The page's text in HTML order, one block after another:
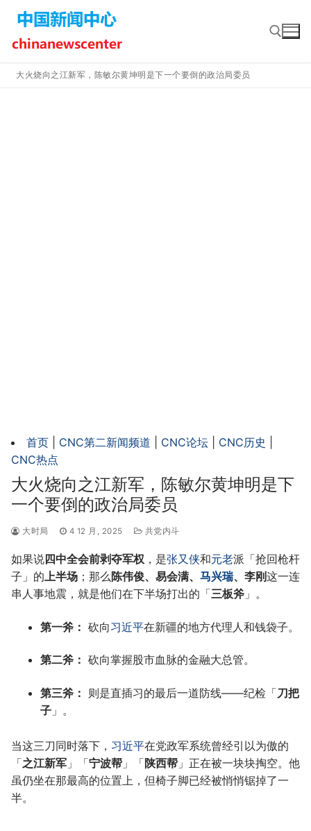
content
大火烧向之江新军，陈敏尔黄坤明是下一个要倒的政治局委员
首页 CNC第二新闻频道 CNC论坛 CNC历史
CNC热点
大火烧向之江新军，陈敏尔黄坤明是下
一个要倒的政治局委员
大时局 4 12 月, 2025 共党内斗
如果说四中全会前剥夺军权 ，是张又侠和元老派「抢回枪杆
子」的上半场 ；那么陈伟俊、易会满、 马兴瑞、李刚这一连
串人事地震，就是他们在下半场打出的「三板斧 」。
第一斧： 砍向习近平在新疆的地方代理人和钱袋子。
第二斧： 砍向掌握股市血脉的金融大总管。
第三斧： 则是直插习的最后一道防线——纪检「刀把
子」。
当这三刀同时落下， 习近平在党政军系统曾经引以为傲的
「之江新军 」「宁波帮 」「陕西帮 」正在被一块块掏空。他
虽仍坐在那最高的位置上，但椅子脚已经被悄悄锯掉了一
半。